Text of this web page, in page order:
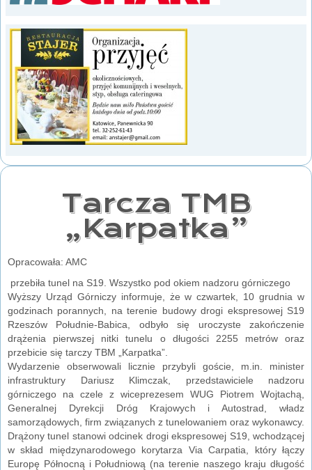
Tarcza TMB
„Karpatka”
Opracowała: AMC
przebiła tunel na S19. Wszystko pod okiem nadzoru górniczego
Wyższy Urząd Górniczy informuje, że w czwartek, 10 grudnia w
godzinach porannych, na terenie budowy drogi ekspresowej S19
Rzeszów Południe-Babica, odbyło się uroczyste zakończenie
drążenia pierwszej nitki tunelu o długości 2255 metrów oraz
przebicie się tarczy TBM „Karpatka”.
Wydarzenie obserwowali licznie przybyli goście, m.in. minister
infrastruktury Dariusz Klimczak, przedstawiciele nadzoru
górniczego na czele z wiceprezesem WUG Piotrem Wojtachą,
Generalnej Dyrekcji Dróg Krajowych i Autostrad, władz
samorządowych, firm związanych z tunelowaniem oraz wykonawcy.
Drążony tunel stanowi odcinek drogi ekspresowej S19, wchodzącej
w skład międzynarodowego korytarza Via Carpatia, który łączy
Europę Północną i Południową (na terenie naszego kraju długość